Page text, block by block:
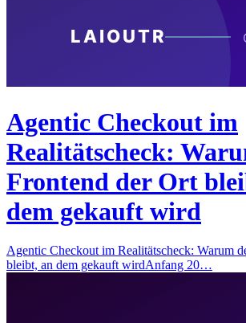
Agentic Checkout im
Realitätscheck:
Frontend der Ort
dem gekauft wird
Agentic Checkout im Realitätscheck: Warum
bleibt, an dem gekauft wirdAnfang 20…